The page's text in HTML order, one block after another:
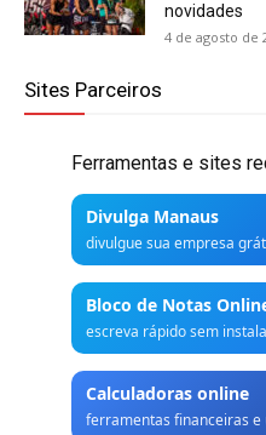
novidades
4 de agosto de
Sites Parceiros
Ferramentas e sites
Divulga Manaus
divulgue sua empresa
Bloco de Notas
escreva rápido sem
Calculadoras online
ferramentas financeiras e